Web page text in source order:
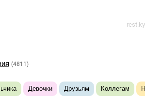
(4811)
Девочки Друзьям Коллегам